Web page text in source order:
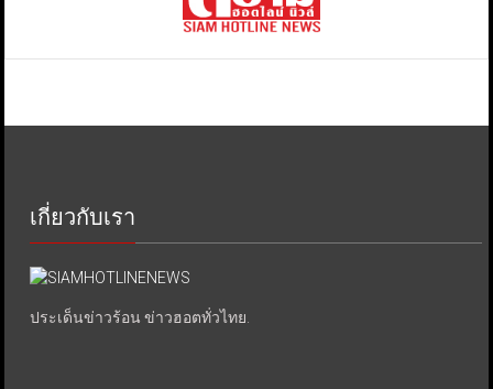
เกี่ยวกับเรา
ประเด็นข่าวร้อน ข่าวฮอตทั่วไทย.